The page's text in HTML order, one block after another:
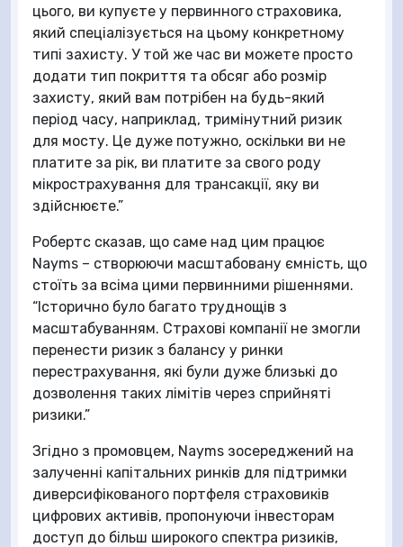
цього, ви купуєте у первинного страховика,
який спеціалізується на цьому конкретному
типі захисту. У той же час ви можете просто
додати тип покриття та обсяг або розмір
захисту, який вам потрібен на будь-який
період часу, наприклад, тримінутний ризик
для мосту. Це дуже потужно, оскільки ви не
платите за рік, ви платите за свого роду
мікрострахування для трансакції, яку ви
здійснюєте.”
Робертс сказав, що саме над цим працює
Nayms – створюючи масштабовану ємність, що
стоїть за всіма цими первинними рішеннями.
“Історично було багато труднощів з
масштабуванням. Страхові компанії не змогли
перенести ризик з балансу у ринки
перестрахування, які були дуже близькі до
дозволення таких лімітів через сприйняті
ризики.”
Згідно з промовцем, Nayms зосереджений на
залученні капітальних ринків для підтримки
диверсифікованого портфеля страховиків
цифрових активів, пропонуючи інвесторам
доступ до більш широкого спектра ризиків,